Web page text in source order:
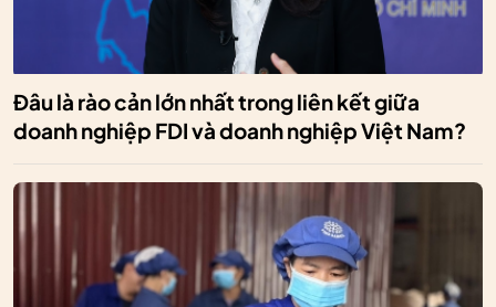
Đâu là rào cản lớn nhất trong liên kết giữa
doanh nghiệp FDI và doanh nghiệp Việt Nam?